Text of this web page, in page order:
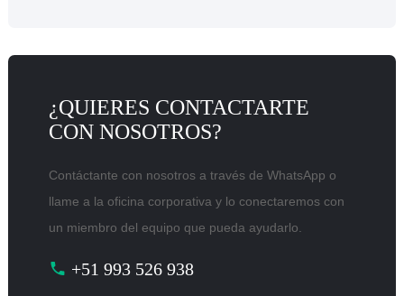
¿QUIERES CONTACTARTE
CON NOSOTROS?
Contáctante con nosotros a través de WhatsApp o
llame a la oficina corporativa y lo conectaremos con
un miembro del equipo que pueda ayudarlo.
+51 993 526 938